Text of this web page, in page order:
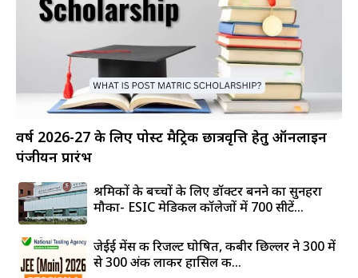
वर्ष 2026-27 के लिए पोस्ट मैट्रिक छात्रवृत्ति हेतु ऑनलाइन
पंजीयन प्रारंभ
श्रमिकों के बच्चों के लिए डॉक्टर बनने का सुनहरा
मौका- ESIC मेडिकल कॉलेजों में 700 सीटें...
जेईई मेंस की रिजल्ट घोषित, कबीर छिल्लर ने 300 में
से 300 अंक लाकर हासिल की...